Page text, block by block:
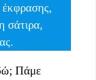
έκφρασης,
σάτιρα,
Πάμε